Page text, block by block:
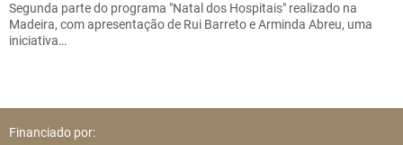
Segunda parte do programa "Natal dos Hospitais" realizado na
Madeira, com apresentação de Rui Barreto e Arminda Abreu, uma
iniciativa…
Financiado por: